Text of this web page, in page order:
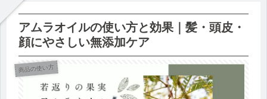
アムラオイルの使い方と効果｜髪・頭皮・
顔にやさしい無添加ケア
商品の使い方